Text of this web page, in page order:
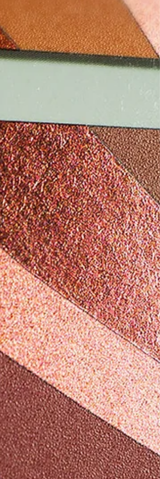
trabajo en equipo y el espíritu de The Gestalt
Project.